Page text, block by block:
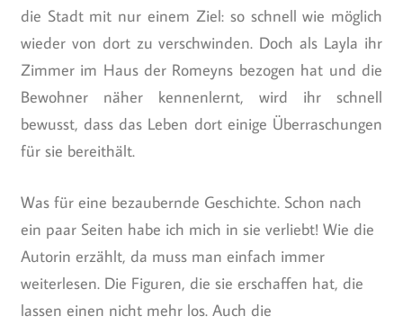
die Stadt mit nur einem Ziel: so schnell wie möglich
wieder von dort zu verschwinden. Doch als Layla ihr
Zimmer im Haus der Romeyns bezogen hat und die
Bewohner näher kennenlernt, wird ihr schnell
bewusst, dass das Leben dort einige Überraschungen
für sie bereithält.
Was für eine bezaubernde Geschichte. Schon nach
ein paar Seiten habe ich mich in sie verliebt! Wie die
Autorin erzählt, da muss man einfach immer
weiterlesen. Die Figuren, die sie erschaffen hat, die
lassen einen nicht mehr los. Auch die